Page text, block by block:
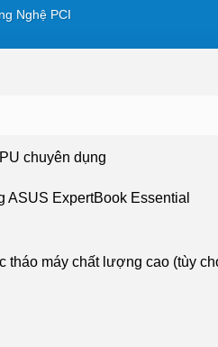
Nghệ PCI
chuyên dụng
ASUS ExpertBook Essential
tháo máy chất lượng cao (tùy